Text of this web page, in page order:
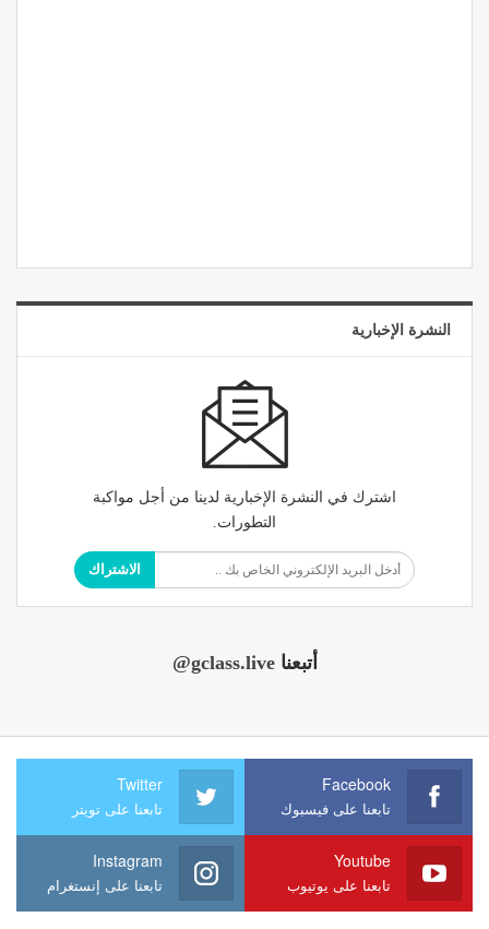
النشرة الإخبارية
اشترك في النشرة الإخبارية لدينا من أجل مواكبة
التطورات.
الاشتراك
أتبعنا@gclass.live
Facebook
تابعنا على فيسبوك
Twitter
تابعنا على تويتر
Youtube
تابعنا على يوتيوب
Instagram
تابعنا على إنستغرام